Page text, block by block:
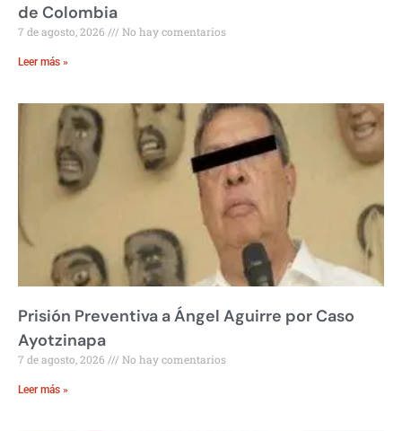
de Colombia
7 de agosto, 2026 No hay comentarios
Leer más »
Prisión Preventiva a Ángel Aguirre por Caso
Ayotzinapa
7 de agosto, 2026 No hay comentarios
Leer más »